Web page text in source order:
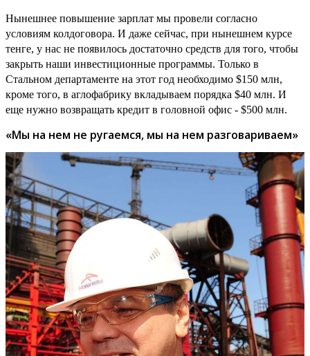
Нынешнее повышение зарплат мы провели согласно
условиям колдоговора. И даже сейчас, при нынешнем курсе
тенге, у нас не появилось достаточно средств для того, чтобы
закрыть наши инвестиционные программы. Только в
Стальном департаменте на этот год необходимо $150 млн,
кроме того, в аглофабрику вкладываем порядка $40 млн. И
еще нужно возвращать кредит в головной офис - $500 млн.
«Мы на нем не ругаемся, мы на нем разговариваем»